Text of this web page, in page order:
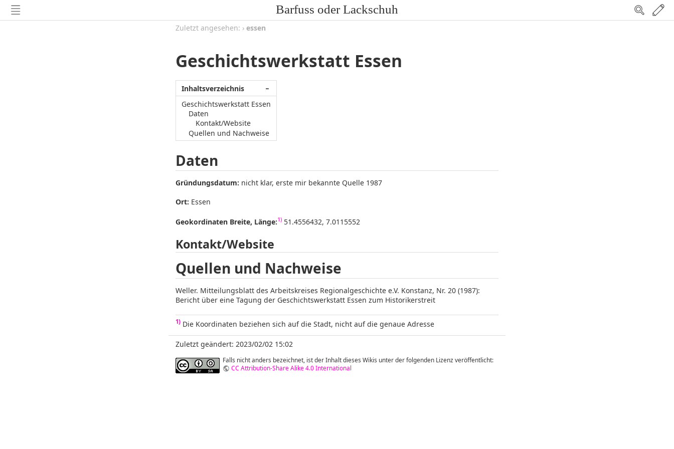
Barfuss oder Lackschuh
Zuletzt angesehen: › essen
Geschichtswerkstatt Essen
−
Inhaltsverzeichnis
Geschichtswerkstatt Essen
Daten
Kontakt/Website
Quellen und Nachweise
Daten
Gründungsdatum: nicht klar, erste mir bekannte Quelle 1987
Ort: Essen
Geokordinaten Breite, Länge:1) 51.4556432, 7.0115552
Kontakt/Website
Quellen und Nachweise
Weller. Mitteilungsblatt des Arbeitskreises Regionalgeschichte e.V. Konstanz, Nr. 20 (1987):
Bericht über eine Tagung der Geschichtswerkstatt Essen zum Historikerstreit
1) Die Koordinaten beziehen sich auf die Stadt, nicht auf die genaue Adresse
Zuletzt geändert: 2023/02/02 15:02
Falls nicht anders bezeichnet, ist der Inhalt dieses Wikis unter der folgenden Lizenz veröffentlicht:
CC Attribution-Share Alike 4.0 International